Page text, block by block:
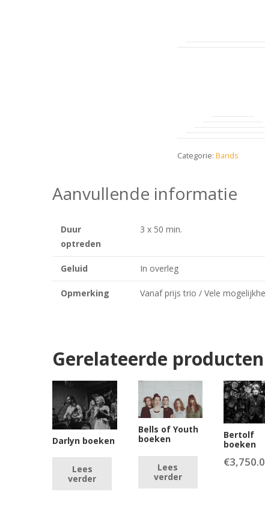
Categorie:Bands
Aanvullende informatie
Duur
optreden
3 x 50 min.
Geluid In overleg
Opmerking Vanaf prijs trio / Vele
Gerelateerde producten
Darlyn boeken
Lees
verder
Bells of Youth
boeken
Lees
verder
Bertolf
boeken
€